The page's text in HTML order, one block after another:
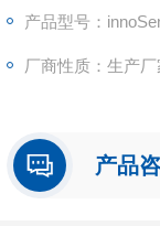
产品型号：
厂商性质：生产厂
产品